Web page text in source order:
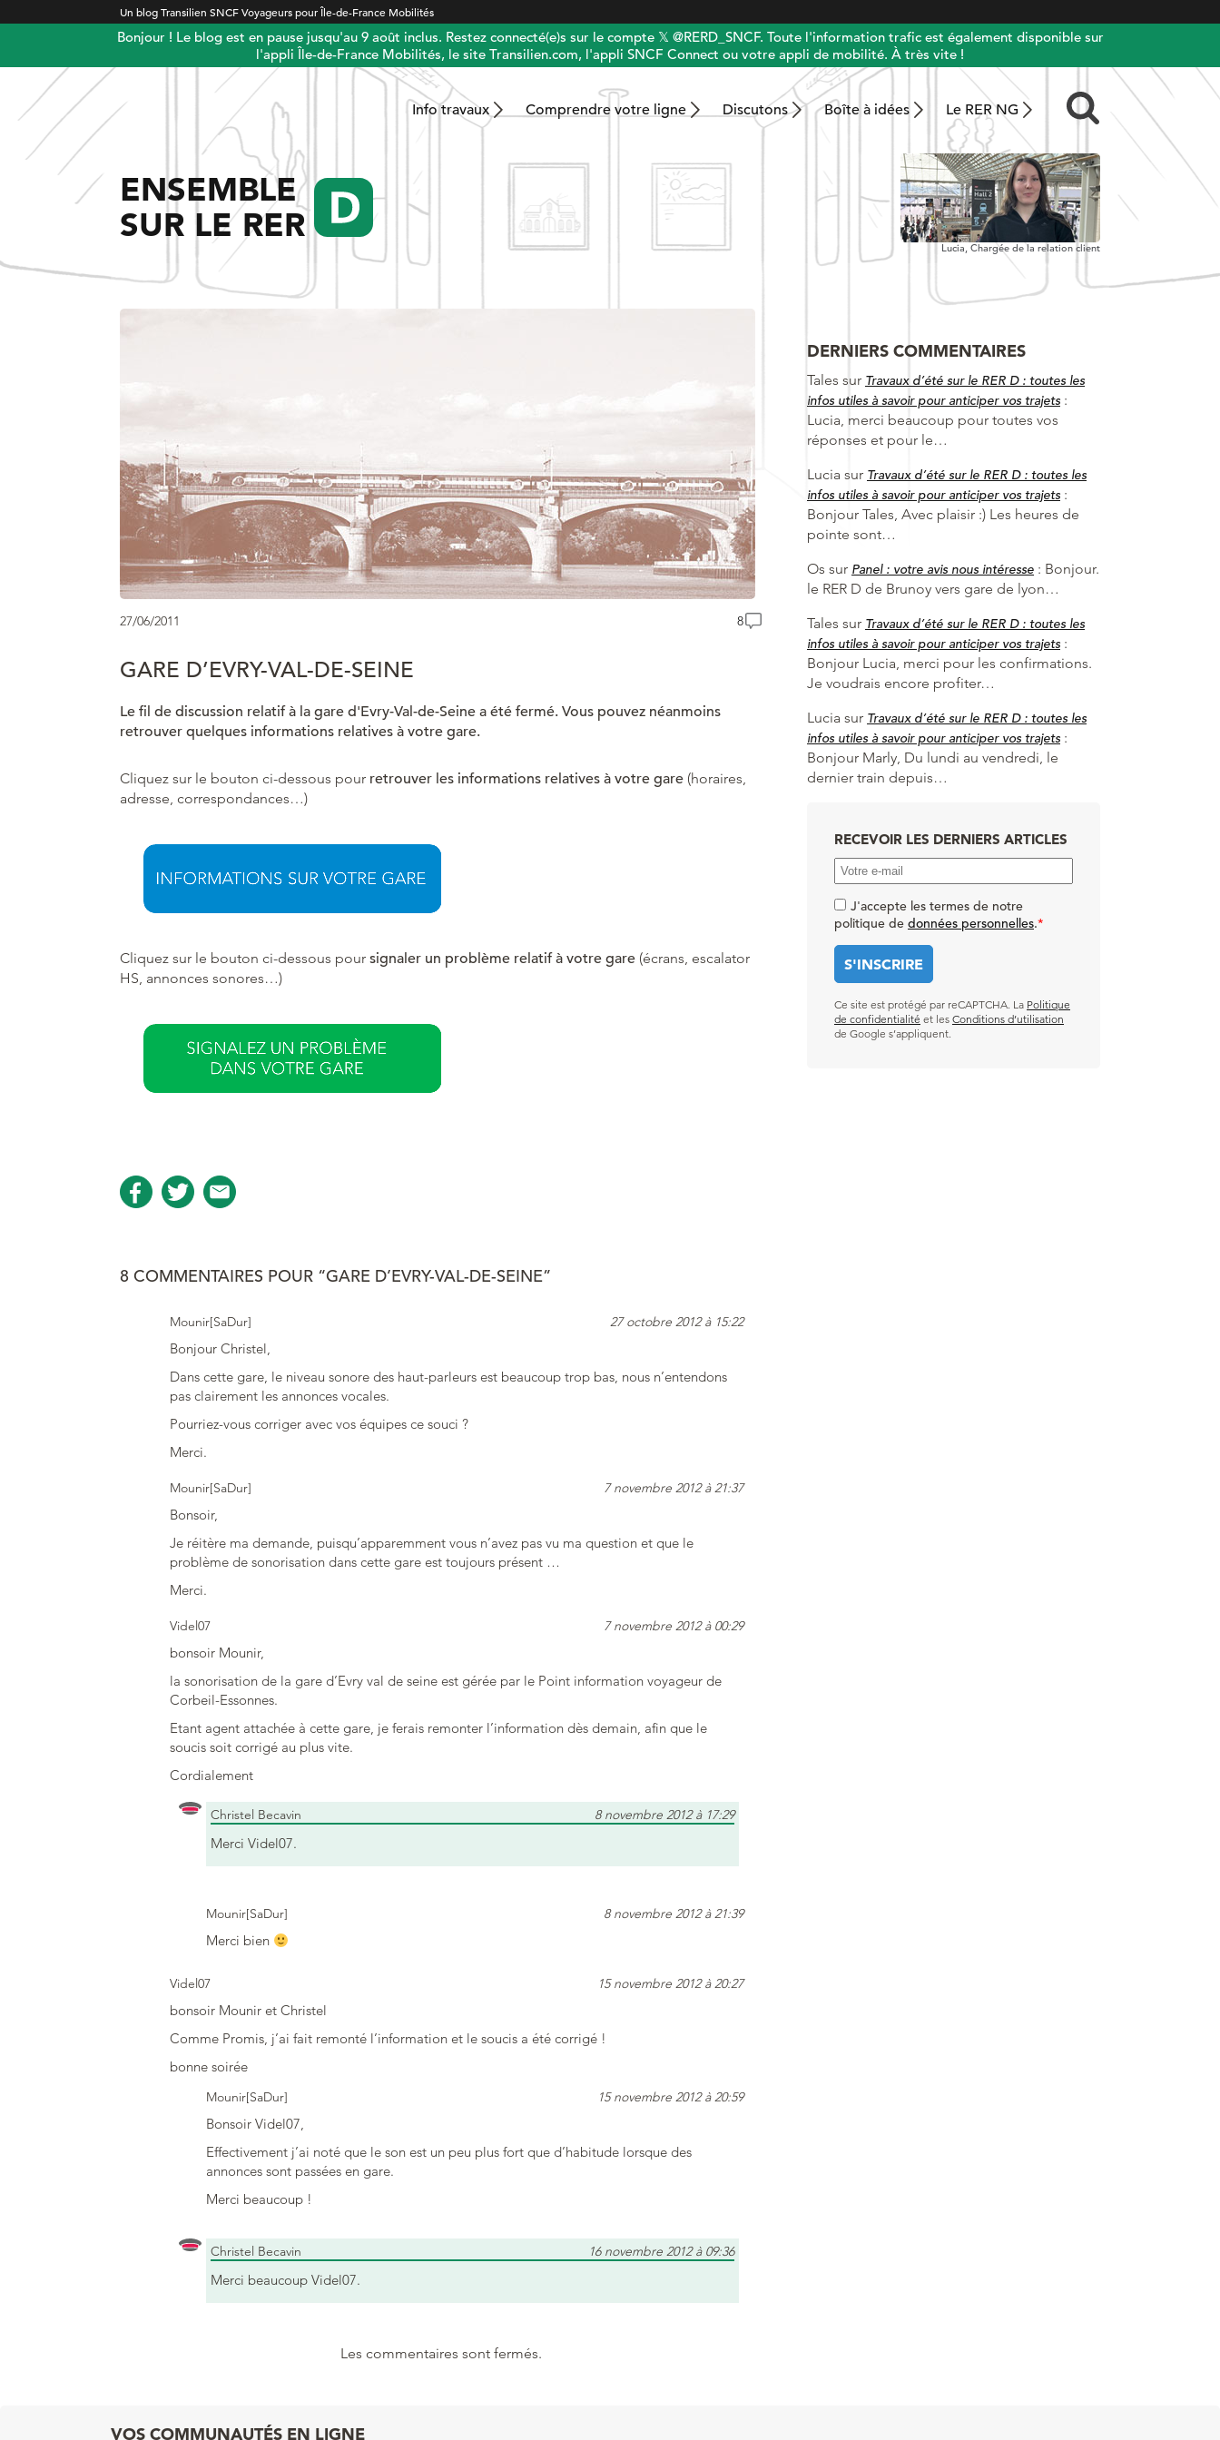
Un blog Transilien SNCF Voyageurs pour Île-de-France Mobilités
Bonjour ! Le blog est en pause jusqu'au 9 août inclus. Restez connecté(e)s sur le compte 𝕏 @RERD_SNCF. Toute l'information trafic est également disponible sur
l'appli Île-de-France Mobilités, le site Transilien.com, l'appli SNCF Connect ou votre appli de mobilité. À très vite !
Info travaux Comprendre votre ligne Discutons Boîte à idées Le RER NG
ENSEMBLE
SUR LE RER
Lucia, Chargée de la relation client
27/06/2011 8
GARE D’EVRY-VAL-DE-SEINE
Le fil de discussion relatif à la gare d'Evry-Val-de-Seine a été fermé. Vous pouvez néanmoins
retrouver quelques informations relatives à votre gare.
Cliquez sur le bouton ci-dessous pour retrouver les informations relatives à votre gare (horaires,
adresse, correspondances…)
Cliquez sur le bouton ci-dessous pour signaler un problème relatif à votre gare (écrans, escalator
HS, annonces sonores…)
8 COMMENTAIRES POUR “GARE D’EVRY-VAL-DE-SEINE”
Mounir[SaDur] 27 octobre 2012 à 15:22
Bonjour Christel,
Dans cette gare, le niveau sonore des haut-parleurs est beaucoup trop bas, nous n’entendons
pas clairement les annonces vocales.
Pourriez-vous corriger avec vos équipes ce souci ?
Merci.
Mounir[SaDur] 7 novembre 2012 à 21:37
Bonsoir,
Je réitère ma demande, puisqu’apparemment vous n’avez pas vu ma question et que le
problème de sonorisation dans cette gare est toujours présent …
Merci.
Videl07 7 novembre 2012 à 00:29
bonsoir Mounir,
la sonorisation de la gare d’Evry val de seine est gérée par le Point information voyageur de
Corbeil-Essonnes.
Etant agent attachée à cette gare, je ferais remonter l’information dès demain, afin que le
soucis soit corrigé au plus vite.
Cordialement
Christel Becavin 8 novembre 2012 à 17:29
Merci Videl07.
Mounir[SaDur] 8 novembre 2012 à 21:39
Merci bien
Videl07 15 novembre 2012 à 20:27
bonsoir Mounir et Christel
Comme Promis, j’ai fait remonté l’information et le soucis a été corrigé !
bonne soirée
Mounir[SaDur] 15 novembre 2012 à 20:59
Bonsoir Videl07,
Effectivement j’ai noté que le son est un peu plus fort que d’habitude lorsque des
annonces sont passées en gare.
Merci beaucoup !
Christel Becavin 16 novembre 2012 à 09:36
Merci beaucoup Videl07.
Les commentaires sont fermés.
DERNIERS COMMENTAIRES
Tales sur Travaux d’été sur le RER D : toutes les
infos utiles à savoir pour anticiper vos trajets :
Lucia, merci beaucoup pour toutes vos
réponses et pour le…
Lucia sur Travaux d’été sur le RER D : toutes les
infos utiles à savoir pour anticiper vos trajets :
Bonjour Tales, Avec plaisir :) Les heures de
pointe sont…
Os sur Panel : votre avis nous intéresse : Bonjour.
le RER D de Brunoy vers gare de lyon…
Tales sur Travaux d’été sur le RER D : toutes les
infos utiles à savoir pour anticiper vos trajets :
Bonjour Lucia, merci pour les confirmations.
Je voudrais encore profiter…
Lucia sur Travaux d’été sur le RER D : toutes les
infos utiles à savoir pour anticiper vos trajets :
Bonjour Marly, Du lundi au vendredi, le
dernier train depuis…
RECEVOIR LES DERNIERS ARTICLES
J'accepte les termes de notre
politique de données personnelles.*
Ce site est protégé par reCAPTCHA. La Politique
de confidentialité et les Conditions d’utilisation
de Google s’appliquent.
VOS COMMUNAUTÉS EN LIGNE